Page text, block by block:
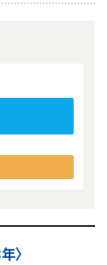
〉